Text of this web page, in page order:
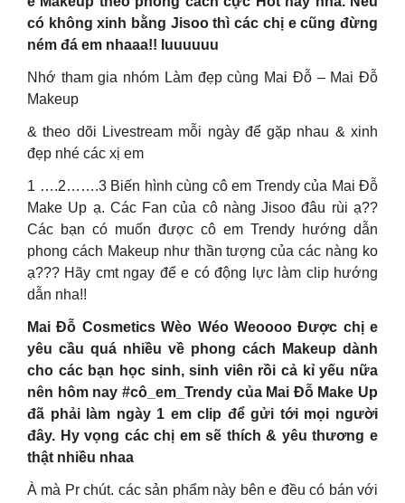
có không xinh bằng Jisoo thì các chị e cũng đừng
ném đá em nhaaa!! Iuuuuuu
Nhớ tham gia nhóm Làm đẹp cùng Mai Đỗ – Mai Đỗ
Makeup
& theo dõi Livestream mỗi ngày để gặp nhau & xinh
đẹp nhé các xị em
1 ….2…….3 Biến hình cùng cô em Trendy của Mai Đỗ
Make Up ạ. Các Fan của cô nàng Jisoo đâu rùi ạ??
Các bạn có muốn được cô em Trendy hướng dẫn
phong cách Makeup như thần tượng của các nàng ko
ạ??? Hãy cmt ngay để e có động lực làm clip hướng
dẫn nha!!
Mai Đỗ Cosmetics Wèo Wéo Weoooo Được chị e
yêu cầu quá nhiều về phong cách Makeup dành
cho các bạn học sinh, sinh viên rồi cả kỉ yếu nữa
nên hôm nay #cô_em_Trendy của Mai Đỗ Make Up
đã phải làm ngày 1 em clip để gửi tới mọi người
đây. Hy vọng các chị em sẽ thích & yêu thương e
thật nhiều nhaa
À mà Pr chút. các sản phẩm này bên e đều có bán với